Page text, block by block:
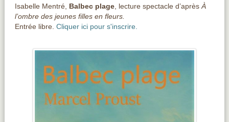
Isabelle Mentré, Balbec plage, lecture spectacle d’aprèsÀ
l’ombre des jeunes filles en fleurs.
Entrée libre. Cliquer ici pour s'inscrire.